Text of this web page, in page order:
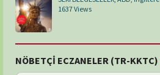
1637 Views
NÖBETÇİ ECZANELER (TR-KKTC)